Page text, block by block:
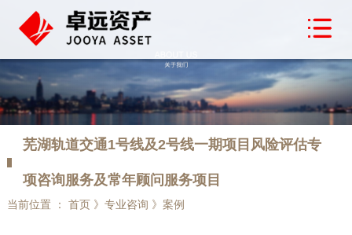
芜湖轨道交通1号线及2号线一期项目风险评估专
项咨询服务及常年顾问服务项目
当前位置 ： 首页 》专业咨询 》案例